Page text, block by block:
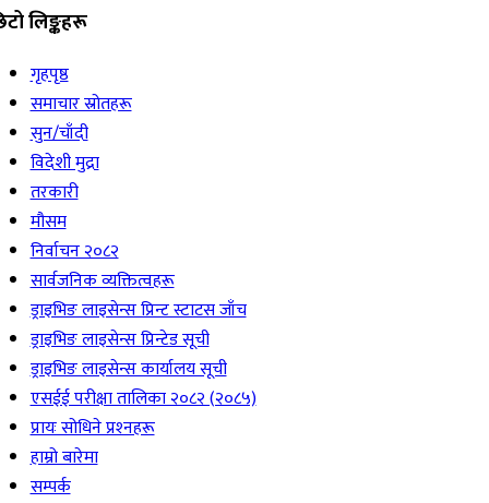
लिङ्कहरू
गृहपृष्ठ
समाचार स्रोतहरू
सुन/चाँदी
विदेशी मुद्रा
तरकारी
मौसम
निर्वाचन २०८२
सार्वजनिक व्यक्तित्वहरू
ड्राइभिङ लाइसेन्स प्रिन्ट स्टाटस जाँच
ड्राइभिङ लाइसेन्स प्रिन्टेड सूची
ड्राइभिङ लाइसेन्स कार्यालय सूची
एसईई परीक्षा तालिका २०८२ (२०८५)
प्रायः सोधिने प्रश्‍नहरू
हाम्रो बारेमा
सम्पर्क